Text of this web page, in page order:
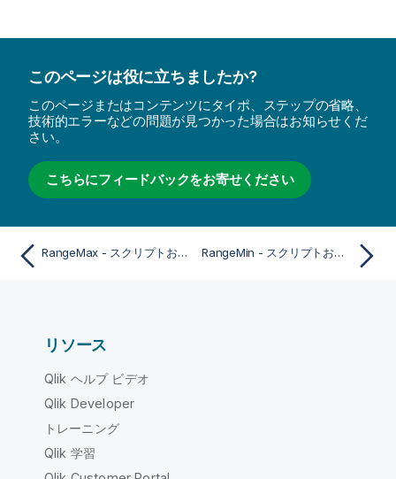
このページは役に立ちましたか?
このページまたはコンテンツにタイポ、ステップの省略、
技術的エラーなどの問題が見つかった場合はお知らせくだ
さい。
こちらにフィードバックをお寄せください
RangeMax - スクリプトおよびチャート関数 RangeMin - スクリプトおよびチャート関数
リソース
Qlik ヘルプ ビデオ
Qlik Developer
トレーニング
Qlik 学習